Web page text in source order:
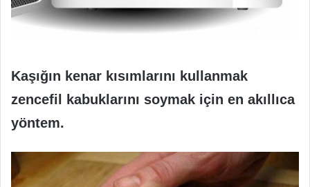
Kaşığın kenar kısımlarını kullanmak
zencefil kabuklarını soymak için en akıllıca
yöntem.